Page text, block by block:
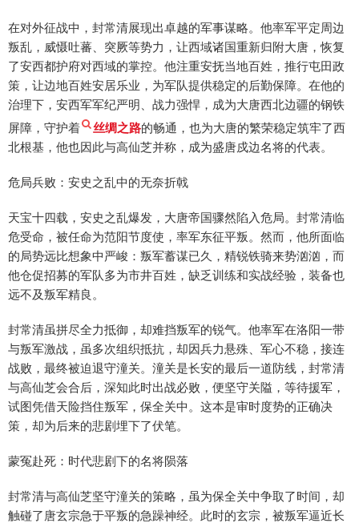
在对外征战中，封常清展现出卓越的军事谋略。他率军平定周边
叛乱，威慑吐蕃、突厥等势力，让西域诸国重新归附大唐，恢复
了安西都护府对西域的掌控。他注重安抚当地百姓，推行屯田政
策，让边地百姓安居乐业，为军队提供稳定的后勤保障。在他的
治理下，安西军军纪严明、战力强悍，成为大唐西北边疆的钢铁
屏障，守护着
丝绸之路的畅通，也为大唐的繁荣稳定筑牢了西
北根基，他也因此与高仙芝并称，成为盛唐戍边名将的代表。
危局兵败：安史之乱中的无奈折戟
天宝十四载，安史之乱爆发，大唐帝国骤然陷入危局。封常清临
危受命，被任命为范阳节度使，率军东征平叛。然而，他所面临
的局势远比想象中严峻：叛军蓄谋已久，精锐铁骑来势汹汹，而
他仓促招募的军队多为市井百姓，缺乏训练和实战经验，装备也
远不及叛军精良。
封常清虽拼尽全力抵御，却难挡叛军的锐气。他率军在洛阳一带
与叛军激战，虽多次组织抵抗，却因兵力悬殊、军心不稳，接连
战败，最终被迫退守潼关。潼关是长安的最后一道防线，封常清
与高仙芝会合后，深知此时出战必败，便坚守关隘，等待援军，
试图凭借天险挡住叛军，保全关中。这本是审时度势的正确决
策，却为后来的悲剧埋下了伏笔。
蒙冤赴死：时代悲剧下的名将陨落
封常清与高仙芝坚守潼关的策略，虽为保全关中争取了时间，却
触碰了唐玄宗急于平叛的急躁神经。此时的玄宗，被叛军逼近长